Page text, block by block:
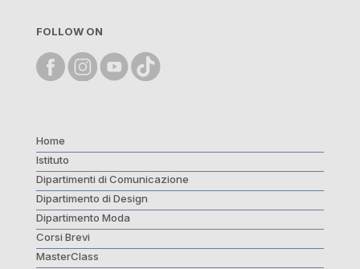
FOLLOW ON
Home
Istituto
Dipartimenti di Comunicazione
Dipartimento di Design
Dipartimento Moda
Corsi Brevi
MasterClass